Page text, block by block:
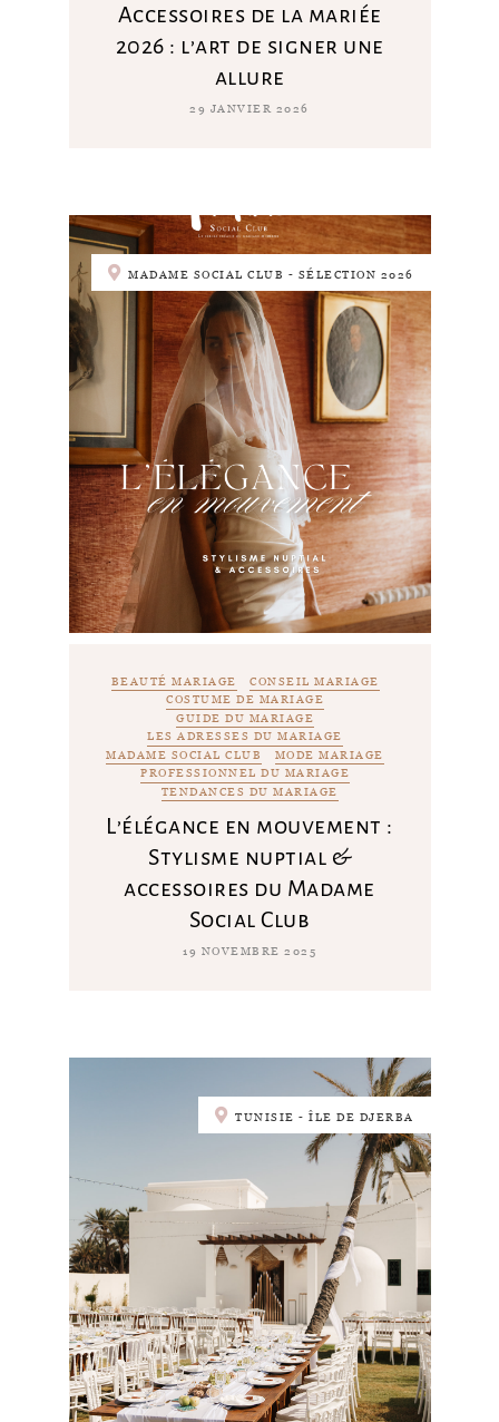
Accessoires de la mariée
2026 : l’art de signer une
allure
29 JANVIER 2026
MADAME SOCIAL CLUB - SÉLECTION 2026
BEAUTÉ MARIAGE
CONSEIL MARIAGE
COSTUME DE MARIAGE
GUIDE DU MARIAGE
LES ADRESSES DU MARIAGE
MADAME SOCIAL CLUB
MODE MARIAGE
PROFESSIONNEL DU MARIAGE
TENDANCES DU MARIAGE
L’élégance en mouvement :
Stylisme nuptial &
accessoires du Madame
Social Club
19 NOVEMBRE 2025
TUNISIE - ÎLE DE DJERBA